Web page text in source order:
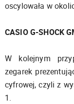
oscylowała w
CASIO G-SHOCK
W kolejnym
zegarek
cyfrowej, czyli z
1.